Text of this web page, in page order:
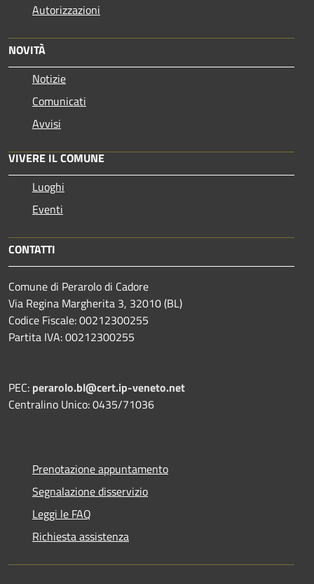
Autorizzazioni
NOVITÀ
Notizie
Comunicati
Avvisi
VIVERE IL COMUNE
Luoghi
Eventi
CONTATTI
Comune di Perarolo di Cadore
Via Regina Margherita 3, 32010 (BL)
Codice Fiscale: 00212300255
Partita IVA: 00212300255
PEC: perarolo.bl@cert.ip-veneto.net
Centralino Unico: 0435/71036
Prenotazione appuntamento
Segnalazione disservizio
Leggi le FAQ
Richiesta assistenza